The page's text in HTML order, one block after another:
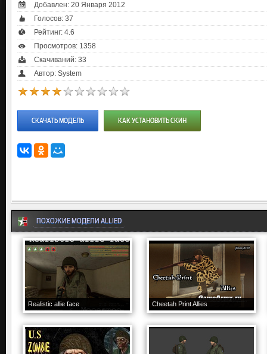
Добавлен: 20 Января 2012
Голосов: 37
Рейтинг: 4.6
Просмотров: 1358
Скачиваний: 33
Автор: System
СКАЧАТЬ МОДЕЛЬ КАК УСТАНОВИТЬ СКИН
ПОХОЖИЕ МОДЕЛИ ALLIED
Realistic allie face Cheetah Print Allies